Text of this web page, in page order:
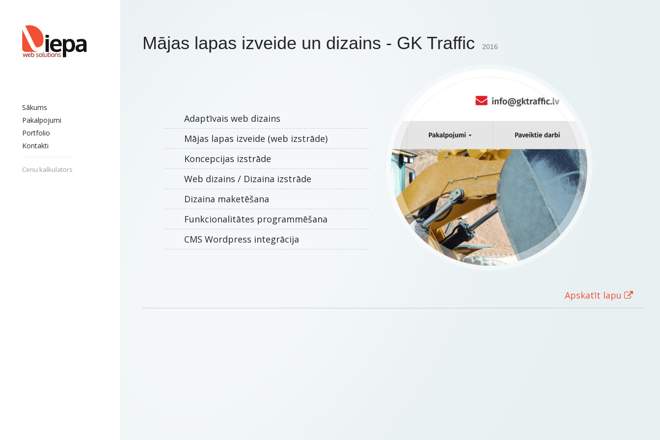
Sākums
Pakalpojumi
Portfolio
Kontakti
Cenu kalkulators
Mājas lapas izveide un dizains - GK Traffic 2016
Adaptīvais web dizains
Mājas lapas izveide (web izstrāde)
Koncepcijas izstrāde
Web dizains / Dizaina izstrāde
Dizaina maketēšana
Funkcionalitātes programmēšana
CMS Wordpress integrācija
Apskatīt lapu